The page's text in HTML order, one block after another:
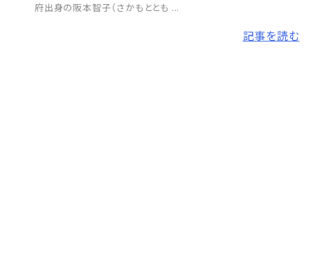
府出身の阪本智子（さかもととも ...
記事を読む